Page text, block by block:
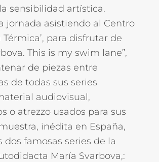
sensibilidad artística.
jornada asistiendo al Centro
Térmica’, para disfrutar de
This is my swim lane”,
de piezas entre
de todas sus series
audiovisual,
o atrezzo usados para sus
inédita en España,
dos famosas series de la
María Svarbova,: